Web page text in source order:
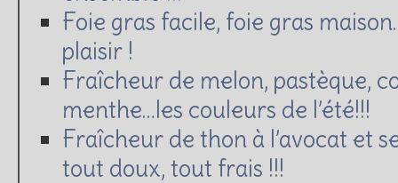
Foie gras facile, foie gras
plaisir !
Fraîcheur de melon, pastèque,
menthe…les couleurs de l’été!!!
Fraîcheur de thon à l’avocat et
tout doux, tout frais !!!